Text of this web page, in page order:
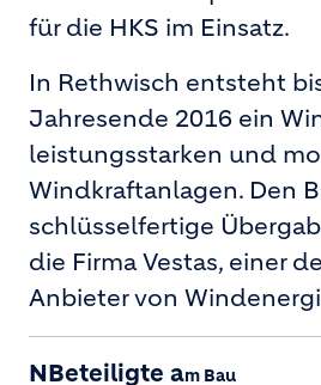
für die HKS im Einsatz.
In Rethwisch entsteht
Jahresende 2016 ein
leistungsstarken und
Windkraftanlagen. Den
schlüsselfertige
die Firma Vestas, einer
Anbieter von
NBeteiligte am Bau